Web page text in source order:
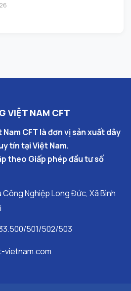
VIỆT NAM CFT
CFT là đơn vị sản xuất dây
tín tại Việt Nam.
theo Giấp phép đầu tư số
Nghiệp Long Đức, Xã Bình
501/502/503
vietnam.com